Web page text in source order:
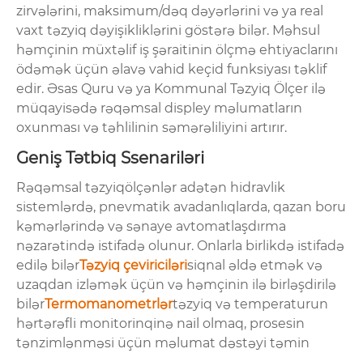
zirvələrini, maksimum/dəq dəyərlərini və ya real
vaxt təzyiq dəyişikliklərini göstərə bilər. Məhsul
həmçinin müxtəlif iş şəraitinin ölçmə ehtiyaclarını
ödəmək üçün əlavə vahid keçid funksiyası təklif
edir. Əsas Quru və ya Kommunal Təzyiq Ölçer ilə
müqayisədə rəqəmsal displey məlumatların
oxunması və təhlilinin səmərəliliyini artırır.
Geniş Tətbiq Ssenariləri
Rəqəmsal təzyiqölçənlər adətən hidravlik
sistemlərdə, pnevmatik avadanlıqlarda, qazan boru
kəmərlərində və sənaye avtomatlaşdırma
nəzarətində istifadə olunur. Onlarla birlikdə istifadə
edilə bilərTəzyiq çeviricilərisiqnal əldə etmək və
uzaqdan izləmək üçün və həmçinin ilə birləşdirilə
bilərTermomanometrlərtəzyiq və temperaturun
hərtərəfli monitorinqinə nail olmaq, prosesin
tənzimlənməsi üçün məlumat dəstəyi təmin